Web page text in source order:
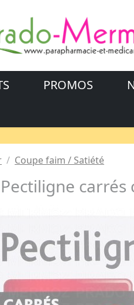
PROMOS
Coupe faim / Satiété
Pectiligne